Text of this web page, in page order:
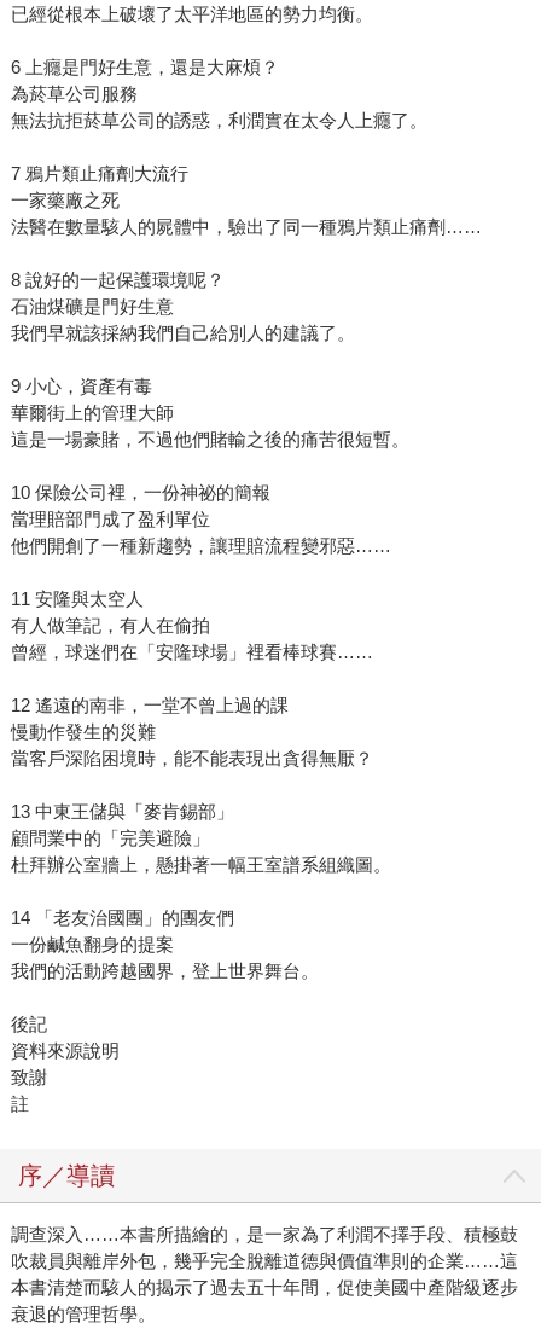
已經從根本上破壞了太平洋地區的勢力均衡。
6 上癮是門好生意，還是大麻煩？
為菸草公司服務
無法抗拒菸草公司的誘惑，利潤實在太令人上癮了。
7 鴉片類止痛劑大流行
一家藥廠之死
法醫在數量駭人的屍體中，驗出了同一種鴉片類止痛劑……
8 說好的一起保護環境呢？
石油煤礦是門好生意
我們早就該採納我們自己給別人的建議了。
9 小心，資產有毒
華爾街上的管理大師
這是一場豪賭，不過他們賭輸之後的痛苦很短暫。
10 保險公司裡，一份神祕的簡報
當理賠部門成了盈利單位
他們開創了一種新趨勢，讓理賠流程變邪惡……
11 安隆與太空人
有人做筆記，有人在偷拍
曾經，球迷們在「安隆球場」裡看棒球賽……
12 遙遠的南非，一堂不曾上過的課
慢動作發生的災難
當客戶深陷困境時，能不能表現出貪得無厭？
13 中東王儲與「麥肯錫部」
顧問業中的「完美避險」
杜拜辦公室牆上，懸掛著一幅王室譜系組織圖。
14 「老友治國團」的團友們
一份鹹魚翻身的提案
我們的活動跨越國界，登上世界舞台。
後記
資料來源說明
致謝
註
序／導讀
調查深入……本書所描繪的，是一家為了利潤不擇手段、積極鼓
吹裁員與離岸外包，幾乎完全脫離道德與價值準則的企業……這
本書清楚而駭人的揭示了過去五十年間，促使美國中產階級逐步
衰退的管理哲學。